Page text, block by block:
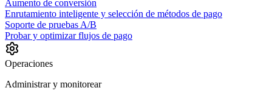
Aumento de conversión
Enrutamiento inteligente y selección de métodos de pago
Soporte de pruebas A/B
Probar y optimizar flujos de pago
Operaciones
Administrar y monitorear